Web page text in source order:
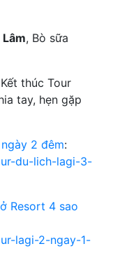
, Bò sữa
thúc Tour
tay, hẹn gặp
2 đêm:
du-lich-lagi-3-
Resort 4 sao
lagi-2-ngay-1-